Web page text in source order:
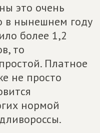
это очень
в нынешнем году
более 1,2
то
Платное
не просто
нормой